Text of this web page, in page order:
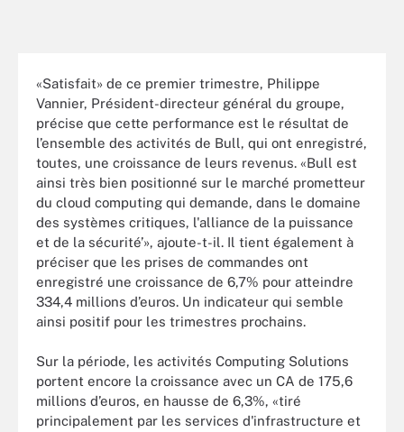
«Satisfait» de ce premier trimestre, Philippe
Vannier, Président-directeur général du groupe,
précise que cette performance est le résultat de
l’ensemble des activités de Bull, qui ont enregistré,
toutes, une croissance de leurs revenus. «Bull est
ainsi très bien positionné sur le marché prometteur
du cloud computing qui demande, dans le domaine
des systèmes critiques, l'alliance de la puissance
et de la sécurité’», ajoute-t-il. Il tient également à
préciser que les prises de commandes ont
enregistré une croissance de 6,7% pour atteindre
334,4 millions d’euros. Un indicateur qui semble
ainsi positif pour les trimestres prochains.
Sur la période, les activités Computing Solutions
portent encore la croissance avec un CA de 175,6
millions d’euros, en hausse de 6,3%, «tiré
principalement par les services d'infrastructure et